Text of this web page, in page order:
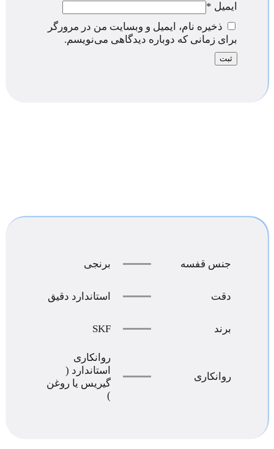
ایمیل *
ذخیره نام، ایمیل و وبسایت من در مرورگر
برای زمانی که دوباره دیدگاهی می‌نویسم.
جنس قفسه برنجی
دقت استاندارد دقیق
برند SKF
روانکاری
روانکاری
استاندارد (
گیریس یا روغن
)